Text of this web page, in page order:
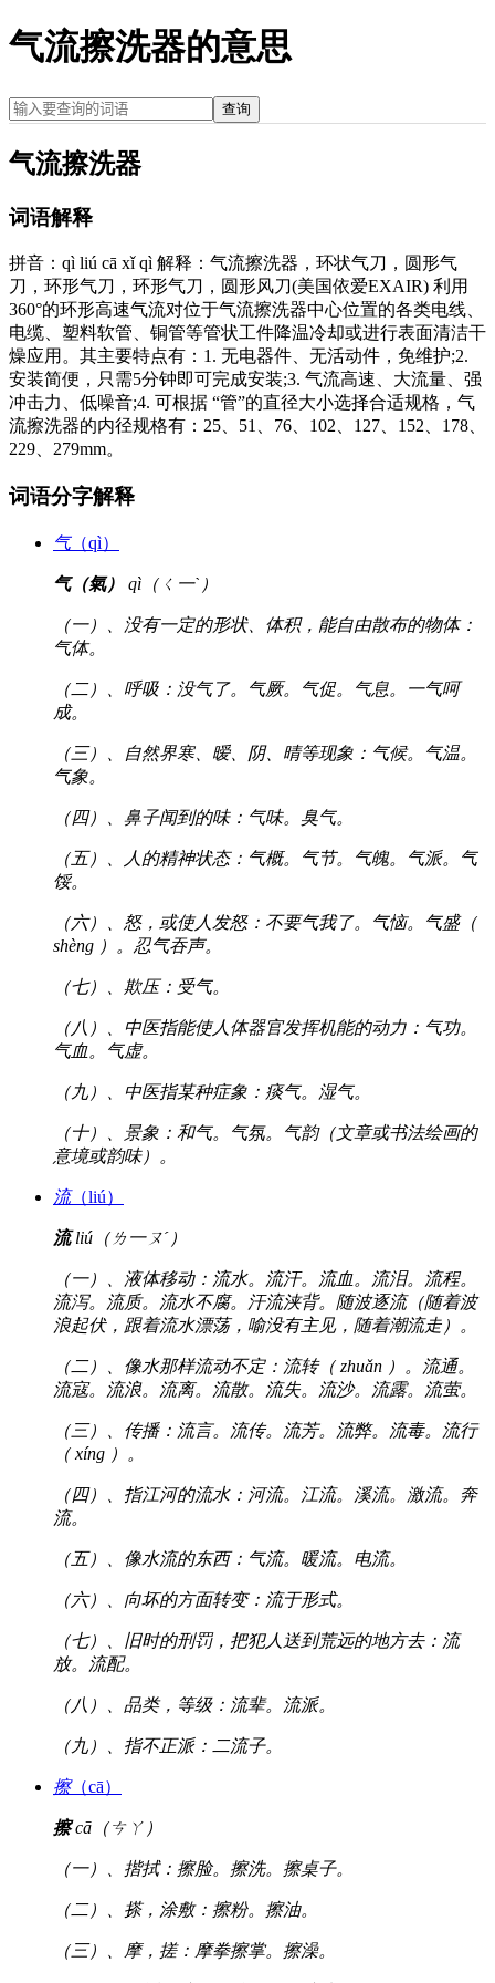
气流擦洗器的意思
查询
气流擦洗器
词语解释
拼音：qì liú cā xǐ qì 解释：气流擦洗器，环状气刀，圆形气
刀，环形气刀，环形气刀，圆形风刀(美国依爱EXAIR) 利用
360°的环形高速气流对位于气流擦洗器中心位置的各类电线、
电缆、塑料软管、铜管等管状工件降温冷却或进行表面清洁干
燥应用。其主要特点有：1. 无电器件、无活动件，免维护;2.
安装简便，只需5分钟即可完成安装;3. 气流高速、大流量、强
冲击力、低噪音;4. 可根据 “管”的直径大小选择合适规格，气
流擦洗器的内径规格有：25、51、76、102、127、152、178、
229、279mm。
词语分字解释
气（qì）
气（氣） qì（ㄑ一ˋ）
（一）、没有一定的形状、体积，能自由散布的物体：
气体。
（二）、呼吸：没气了。气厥。气促。气息。一气呵
成。
（三）、自然界寒、暧、阴、晴等现象：气候。气温。
气象。
（四）、鼻子闻到的味：气味。臭气。
（五）、人的精神状态：气概。气节。气魄。气派。气
馁。
（六）、怒，或使人发怒：不要气我了。气恼。气盛（
shèng ）。忍气吞声。
（七）、欺压：受气。
（八）、中医指能使人体器官发挥机能的动力：气功。
气血。气虚。
（九）、中医指某种症象：痰气。湿气。
（十）、景象：和气。气氛。气韵（文章或书法绘画的
意境或韵味）。
流（liú）
流liú（ㄌ一ㄡˊ）
（一）、液体移动：流水。流汗。流血。流泪。流程。
流泻。流质。流水不腐。汗流浃背。随波逐流（随着波
浪起伏，跟着流水漂荡，喻没有主见，随着潮流走）。
（二）、像水那样流动不定：流转（ zhuǎn ）。流通。
流寇。流浪。流离。流散。流失。流沙。流露。流萤。
（三）、传播：流言。流传。流芳。流弊。流毒。流行
（ xíng ）。
（四）、指江河的流水：河流。江流。溪流。激流。奔
流。
（五）、像水流的东西：气流。暖流。电流。
（六）、向坏的方面转变：流于形式。
（七）、旧时的刑罚，把犯人送到荒远的地方去：流
放。流配。
（八）、品类，等级：流辈。流派。
（九）、指不正派：二流子。
擦（cā）
擦cā（ㄘㄚ）
（一）、揩拭：擦脸。擦洗。擦桌子。
（二）、搽，涂敷：擦粉。擦油。
（三）、摩，搓：摩拳擦掌。擦澡。